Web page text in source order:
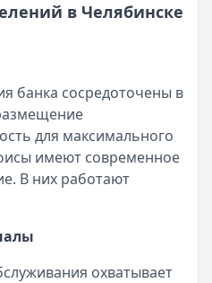
в Челябинске
банка сосредоточены в
для максимального
имеют современное
В них работают
охватывает